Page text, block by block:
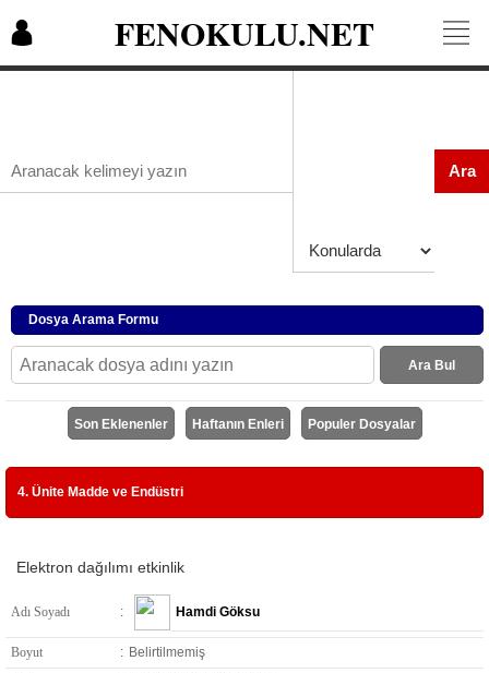
FENOKULU.NET
Ara
Dosya Arama Formu
Ara Bul
Son Eklenenler Haftanın Enleri Populer Dosyalar
4. Ünite Madde ve Endüstri
Elektron dağılımı etkinlik
Adı Soyadı : Hamdi Göksu
Boyut : Belirtilmemiş